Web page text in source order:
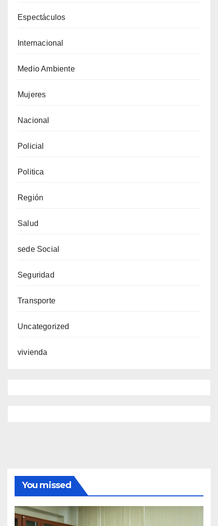
Espectáculos
Internacional
Medio Ambiente
Mujeres
Nacional
Policial
Politica
Región
Salud
sede Social
Seguridad
Transporte
Uncategorized
vivienda
You missed